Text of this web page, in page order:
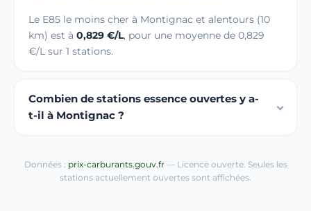
Le E85 le moins cher à Montignac et alentours (10
km) est à 0,829 €/L, pour une moyenne de 0,829
€/L sur 1 stations.
Combien de stations essence ouvertes y a-
t-il à Montignac ?
Données : prix-carburants.gouv.fr— Licence ouverte. Seules les
stations actuellement ouvertes sont affichées.